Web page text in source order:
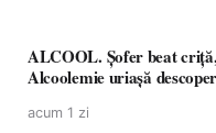
ALCOOL. Șofer beat
Alcoolemie uriașă
acum 1 zi